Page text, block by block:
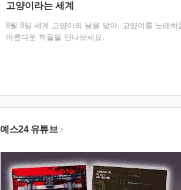
고양이라는 세계
8월 8일 세계 고양이의 날을 맞아, 고양이를 노래하
아름다운 책들을 만나보세요.
예스24 유튜브